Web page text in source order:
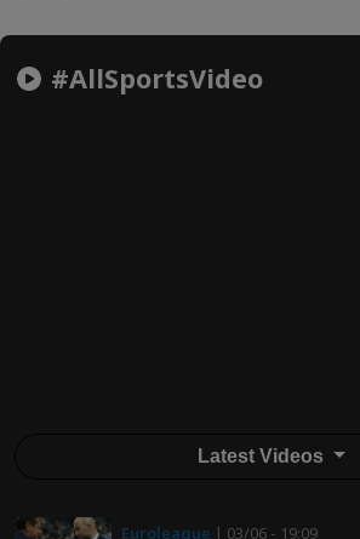
#AllSportsVideo
Latest Videos
Euroleague | 03/06 - 19:09